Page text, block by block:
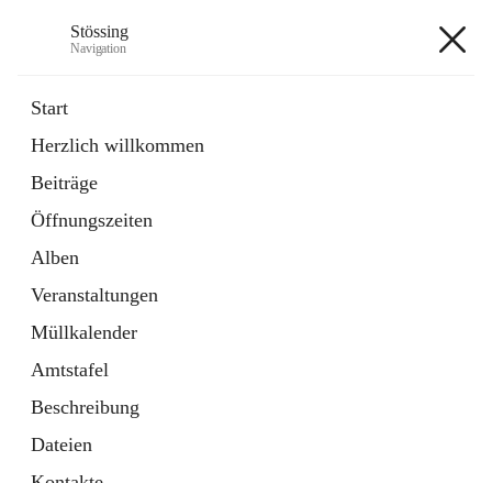
Stössing
Navigation
Start
Herzlich willkommen
Beiträge
Öffnungszeiten
Alben
Veranstaltungen
Müllkalender
Amtstafel
Beschreibung
Dateien
Datei
in
Tab
Kindergarten
öffnet
in
neuem
Tab